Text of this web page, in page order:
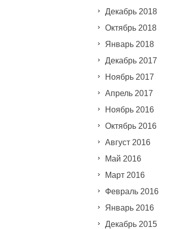
Декабрь 2018
Октябрь 2018
Январь 2018
Декабрь 2017
Ноябрь 2017
Апрель 2017
Ноябрь 2016
Октябрь 2016
Август 2016
Май 2016
Март 2016
Февраль 2016
Январь 2016
Декабрь 2015